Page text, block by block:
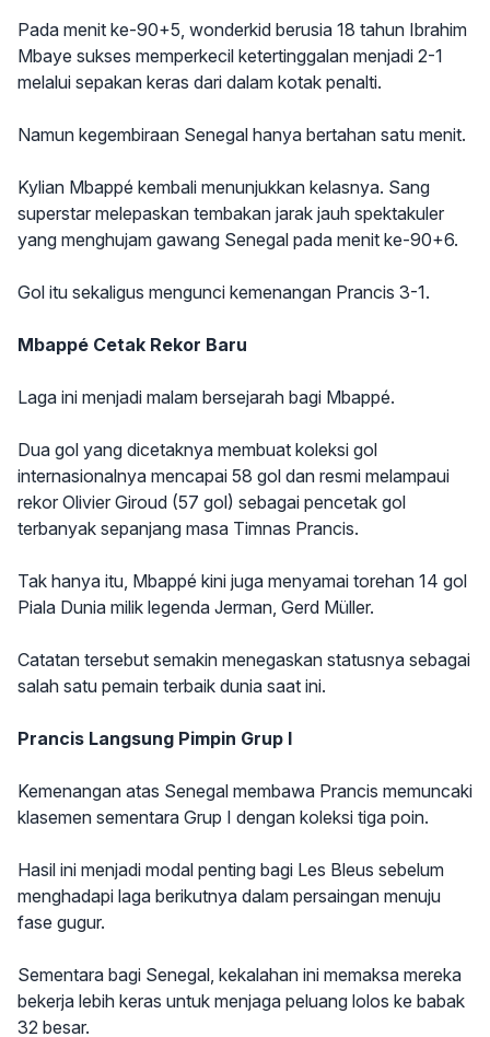
Pada menit ke-90+5, wonderkid berusia 18 tahun Ibrahim
Mbaye sukses memperkecil ketertinggalan menjadi 2-1
melalui sepakan keras dari dalam kotak penalti.
Namun kegembiraan Senegal hanya bertahan satu menit.
Kylian Mbappé kembali menunjukkan kelasnya. Sang
superstar melepaskan tembakan jarak jauh spektakuler
yang menghujam gawang Senegal pada menit ke-90+6.
Gol itu sekaligus mengunci kemenangan Prancis 3-1.
Mbappé Cetak Rekor Baru
Laga ini menjadi malam bersejarah bagi Mbappé.
Dua gol yang dicetaknya membuat koleksi gol
internasionalnya mencapai 58 gol dan resmi melampaui
rekor Olivier Giroud (57 gol) sebagai pencetak gol
terbanyak sepanjang masa Timnas Prancis.
Tak hanya itu, Mbappé kini juga menyamai torehan 14 gol
Piala Dunia milik legenda Jerman, Gerd Müller.
Catatan tersebut semakin menegaskan statusnya sebagai
salah satu pemain terbaik dunia saat ini.
Prancis Langsung Pimpin Grup I
Kemenangan atas Senegal membawa Prancis memuncaki
klasemen sementara Grup I dengan koleksi tiga poin.
Hasil ini menjadi modal penting bagi Les Bleus sebelum
menghadapi laga berikutnya dalam persaingan menuju
fase gugur.
Sementara bagi Senegal, kekalahan ini memaksa mereka
bekerja lebih keras untuk menjaga peluang lolos ke babak
32 besar.